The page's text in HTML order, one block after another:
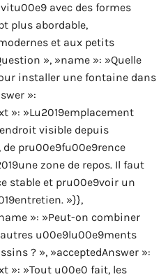
avec des formes
plus abordable,
et aux petits
», »name »: »Quelle
installer une fontaine dans
»:
»: »Lu2019emplacement
visible depuis
pru00e9fu00e9rence
zone de repos. Il faut
stable et pru00e9voir un
»}},
»: »Peut-on combiner
u00e9lu00e9ments
? », »acceptedAnswer »:
»: »Tout u00e0 fait, les